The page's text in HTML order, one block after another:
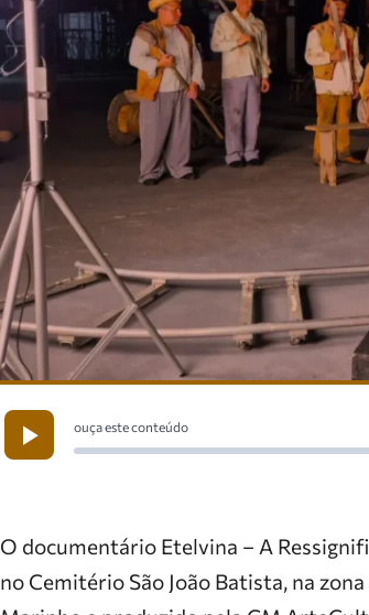
ouça este conteúdo
O documentário Etelvina – A
no Cemitério São João Batista, na